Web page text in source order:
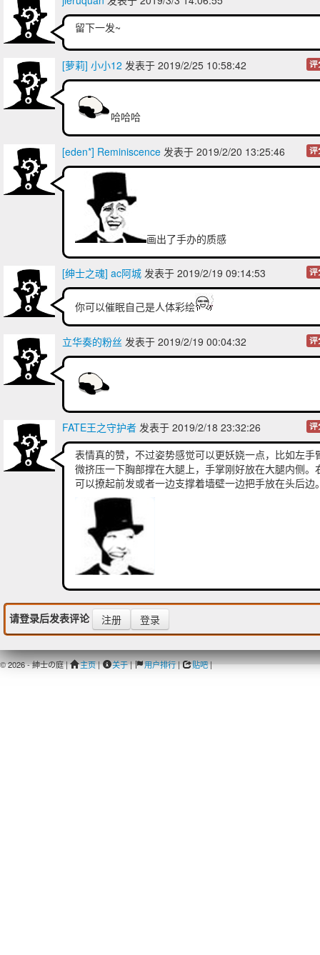
留下一发~
[萝莉] 小小12 发表于 2019/2/25 10:58:42 评
哈哈哈
[eden*] Reminiscence 发表于 2019/2/20 13:25:46 评
画出了手办的质感
[绅士之魂] ac阿城 发表于 2019/2/19 09:14:53 评
你可以催眠自己是人体彩绘
立华奏的粉丝 发表于 2019/2/19 00:04:32 评
FATE王之守护者 发表于 2019/2/18 23:32:26 评
表情真的赞，不过姿势感觉可以更妖娆一点，比如左手
微挤压一下胸部撑在大腿上，手掌刚好放在大腿内侧。
可以撩起前发或者一边支撑着墙壁一边把手放在头后边
请登录后发表评论 注册 登录
© 2026 - 紳士の庭 | 主页| 关于| 用户排行| 贴吧|